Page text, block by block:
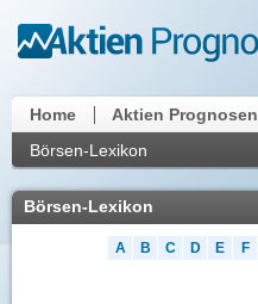
Home Aktien Prognosen
Börsen-Lexikon
Börsen-Lexikon
A B C D E F